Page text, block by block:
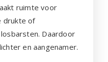
ruimte voor
drukte of
Daardoor
en aangenamer.